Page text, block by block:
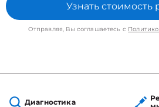
Узнать стоимость
Отправляя, Вы соглашаетесь с
Диагностика